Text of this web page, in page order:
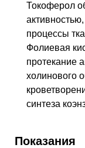
Токоферол
процессы
Фолиевая
протекание
холинового
синтеза
Показания